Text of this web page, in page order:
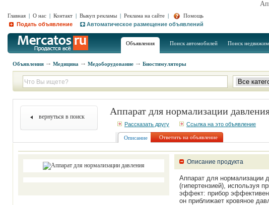
Главная | О нас | Контакт | Выкуп рекламы | Реклама на сайте |
Помощь
Подать объявление
Автоматическое размещение объявлений
Объявления Поиск автомобилей Поиск
Объявления Медицина Медоборудование Биостимуляторы
вернуться в поиск Аппарат для нормализации
Рассказать другу Ссылка на это объявление
Описание Ответить на объявление
Описание продукта
Аппарат для нормализации
(гипертензией), используя
эффект: прибор эффективен
он приближает кровяное